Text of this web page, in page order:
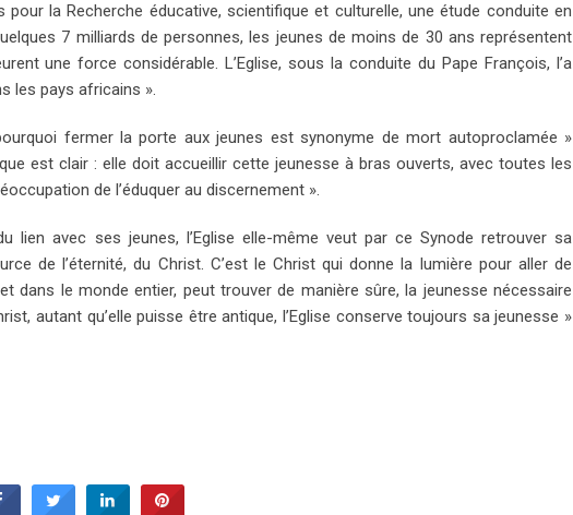
la Recherche éducative, scientifique et culturelle, une étude conduite en
7 milliards de personnes, les jeunes de moins de 30 ans représentent
une force considérable. L’Eglise, sous la conduite du Pape François, l’a
les pays africains ».
fermer la porte aux jeunes est synonyme de mort autoproclamée »
est clair : elle doit accueillir cette jeunesse à bras ouverts, avec toutes les
de l’éduquer au discernement ».
lien avec ses jeunes, l’Eglise elle-même veut par ce Synode retrouver sa
de l’éternité, du Christ. C’est le Christ qui donne la lumière pour aller de
dans le monde entier, peut trouver de manière sûre, la jeunesse nécessaire
autant qu’elle puisse être antique, l’Eglise conserve toujours sa jeunesse »